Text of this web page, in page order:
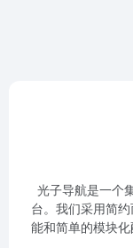
光子导航是一个
台。我们采用简
能和简单的模块